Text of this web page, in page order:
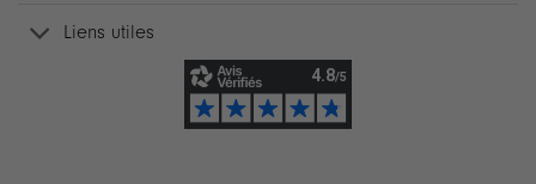
Liens utiles